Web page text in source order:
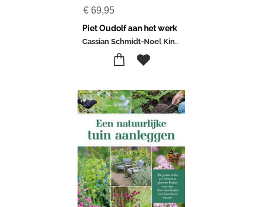
€ 69,95
Piet Oudolf aan het werk
Cassian Schmidt-Noel Kingsbury